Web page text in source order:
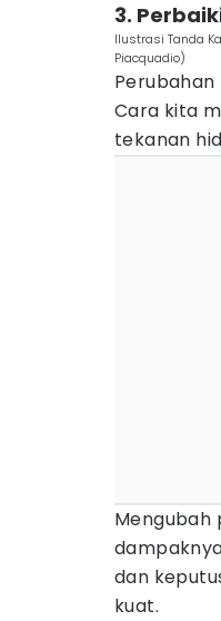
3.
Ilustrasi Tanda
Piacquadio)
Cara kita
tekanan
Mengubah
dan
kuat.